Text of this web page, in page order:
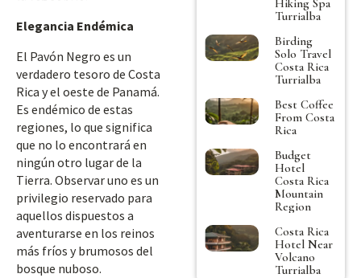
Elegancia Endémica
El Pavón Negro es un
verdadero tesoro de Costa
Rica y el oeste de Panamá.
Es endémico de estas
regiones, lo que significa
que no lo encontrará en
ningún otro lugar de la
Tierra. Observar uno es un
privilegio reservado para
aquellos dispuestos a
aventurarse en los reinos
más fríos y brumosos del
bosque nuboso.
Hiking Spa
Turrialba
Birding
Solo Travel
Costa Rica
Turrialba
Best Coffee
From Costa
Rica
Budget
Hotel
Costa Rica
Mountain
Region
Costa Rica
Hotel Near
Volcano
Turrialba